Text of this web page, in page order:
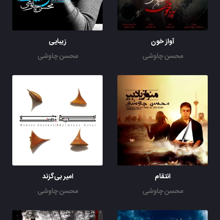
آواز خون
محسن چاوشی
زیبایی
محسن چاوشی
انتقام
محسن چاوشی
امیر بی‌گزند
محسن چاوشی